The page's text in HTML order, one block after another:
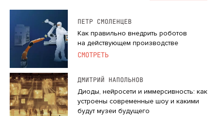
ПЕТР СМОЛЕНЦЕВ
Как правильно внедрить роботов
на действующем производстве
СМОТРЕТЬ
ДМИТРИЙ НАПОЛЬНОВ
Диоды, нейросети и иммерсивность: как
устроены современные шоу и какими
будут музеи будущего